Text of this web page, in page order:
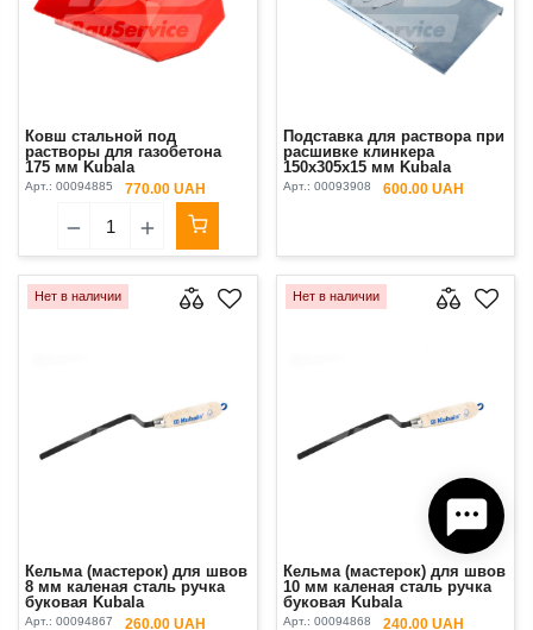
Ковш стальной под
растворы для газобетона
175 мм Kubala
Арт.: 00094885 770.00 UAH
Подставка для раствора при
расшивке клинкера
150х305х15 мм Kubala
Арт.: 00093908 600.00 UAH
Нет в наличии
Кельма (мастерок) для швов
8 мм каленая сталь ручка
буковая Kubala
Арт.: 00094867 260.00 UAH
Нет в наличии
Кельма (мастерок) для швов
10 мм каленая сталь ручка
буковая Kubala
Арт.: 00094868 240.00 UAH